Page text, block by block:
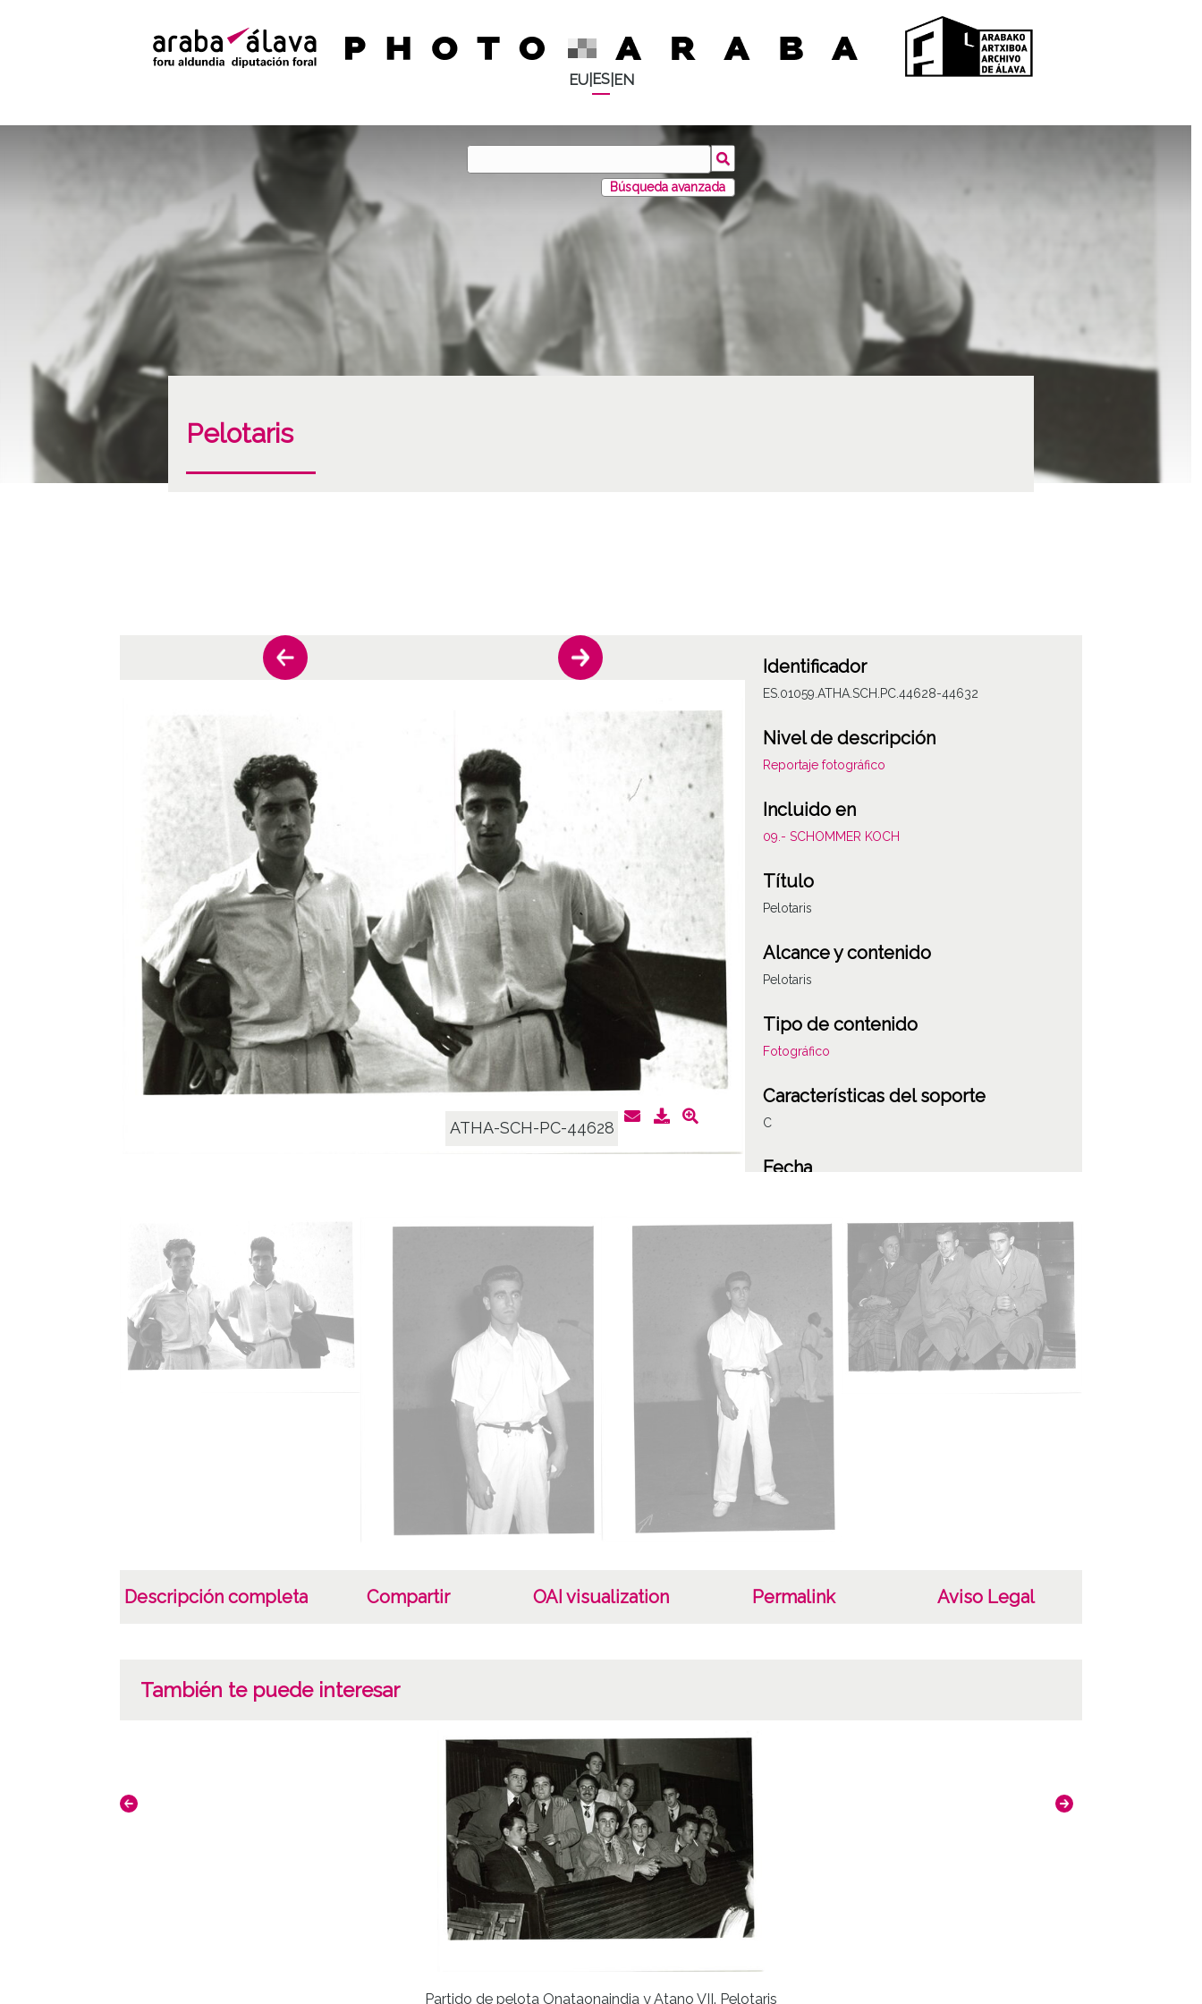
EU| ES| EN
Búsqueda avanzada
Pelotaris
ATHA-SCH-PC-44628
Identificador
ES.01059.ATHA.SCH.PC.44628-44632
Nivel de descripción
Reportaje fotográfico
Incluido en
09.- SCHOMMER KOCH
Título
Pelotaris
Alcance y contenido
Pelotaris
Tipo de contenido
Fotográfico
Características del soporte
C
Fecha
19550125
1954, diciembre, 1 a 1955, enero, 25
ES.01059.ATHA.SCH.PC-044628 a 044632 /*|*/
Signatura anterior: Caja 319, rollo D-8 Signatura
antigua: 5 (1954 - 1955) Signatura originales: Rollo
35mm, nº 1924
Licencia de las imágenes
CC BY-NC-SA 4.0
Descripción completa Compartir OAI visualization Permalink Aviso Legal
También te puede interesar
Partido de pelota Onataonaindia y Atano VII. Pelotaris